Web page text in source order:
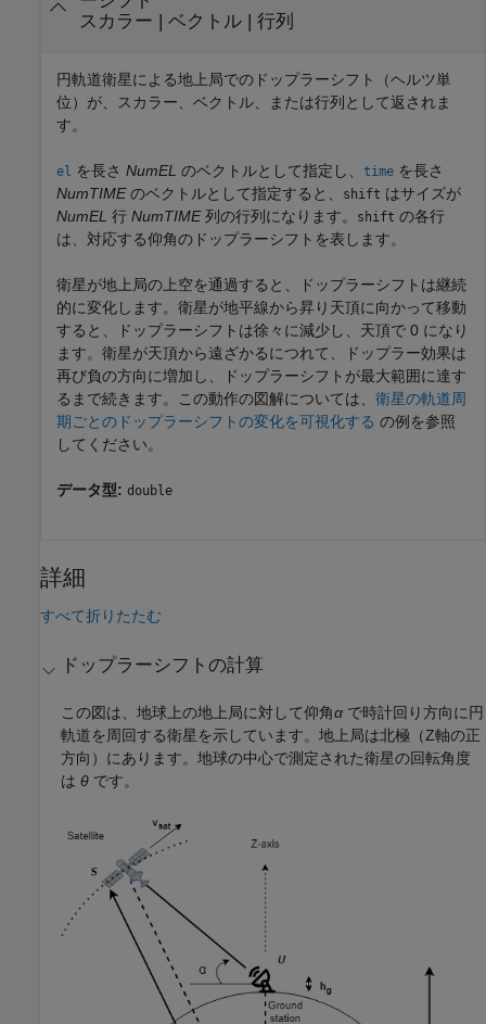
スカラー | ベクトル | 行列
円軌道衛星による地上局でのドップラーシフト（ヘルツ単
位）が、スカラー、ベクトル、または行列として返されま
す。
el を長さ NumEL のベクトルとして指定し、 time を長さ
NumTIMEのベクトルとして指定すると、 shift はサイズが
NumEL 行 NumTIME列の行列になります。 shift の各行
は、対応する仰角のドップラーシフトを表します。
衛星が地上局の上空を通過すると、ドップラーシフトは継続
的に変化します。衛星が地平線から昇り天頂に向かって移動
すると、ドップラーシフトは徐々に減少し、天頂で 0 になり
ます。衛星が天頂から遠ざかるにつれて、ドップラー効果は
再び負の方向に増加し、ドップラーシフトが最大範囲に達す
るまで続きます。この動作の図解については、 衛星の軌道周
期ごとのドップラーシフトの変化を可視化する の例を参照
してください。
データ型: double
詳細
すべて折りたたむ
ドップラーシフトの計算
この図は、地球上の地上局に対して仰角α で時計回り方向に円
軌道を周回する衛星を示しています。地上局は北極（Z軸の正
方向）にあります。地球の中心で測定された衛星の回転角度
はθ です。